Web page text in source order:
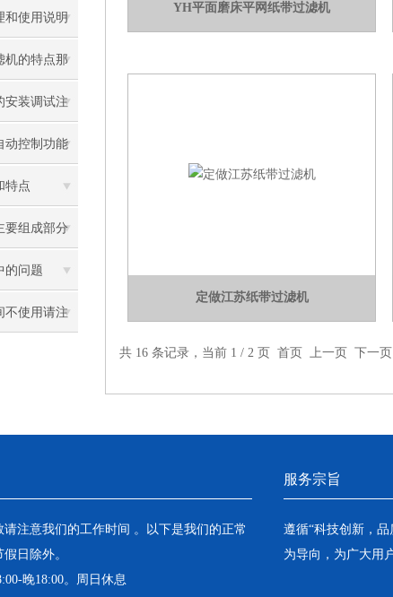
和使用说明
机的特点那
安装调试注
动控制功能
特点
要组成部分
的问题
不使用请注
YH平面磨床平网纸带过滤机
定做江苏纸带过滤机
共 16 条记录，当前 1 / 2 页 首页 上一页 下一页
注意我们的工作时间 。以下是我们的正常
日除外。
晚18:00。周日休息
服务宗旨
遵循“科技创新，
为导向，为广大用